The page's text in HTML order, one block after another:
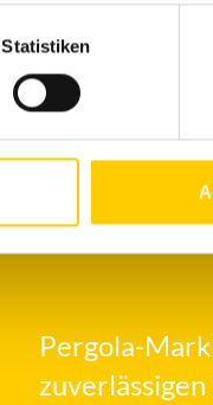
Statistiken
Pergola-